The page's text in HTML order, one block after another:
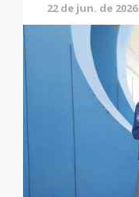
22 de jun. de 2026